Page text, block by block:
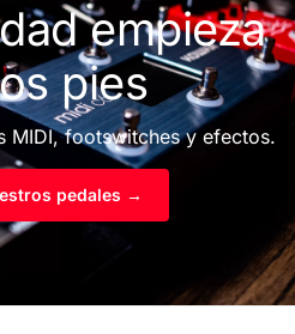
empieza
pies
MIDI, footswitches y efectos.
pedales →